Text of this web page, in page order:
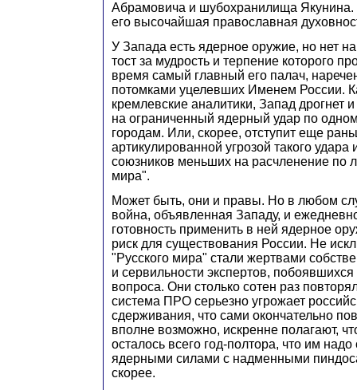
Абрамовича и шубохранилища Якунина.
его высочайшая православная
У Запада есть ядерное оружие, но нет
тост за мудрость и терпение которого
время самый главный его палач,
потомками уцелевших Именем России.
кремлевские аналитики, Запад дрогнет
на ограниченный ядерный удар по
городам. Или, скорее, отступит еще
артикулированной угрозой такого удара
союзников меньших на расчленение по
мира".
Может быть, они и правы. Но в любом
война, объявленная Западу, и
готовность применить в ней ядерное
риск для существования России. Не
"Русского мира" стали жертвами
и сервильности экспертов, побоявшихся
вопроса. Они столько сотен раз
система ПРО серьезно угрожает
сдерживания, что сами окончательно
вполне возможно, искренне полагают,
осталось всего год-полтора, что им
ядерными силами с надменными
скорее.